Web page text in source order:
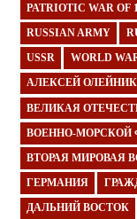
PATRIOTIC WAR OF
RUSSIAN ARMY
USSR WORLD
АЛЕКСЕЙ
ВЕЛИКАЯ
ВОЕННО-МОРСКОЙ
ВТОРАЯ МИРОВАЯ
ГЕРМАНИЯ
ДАЛЬНИЙ ВОСТОК